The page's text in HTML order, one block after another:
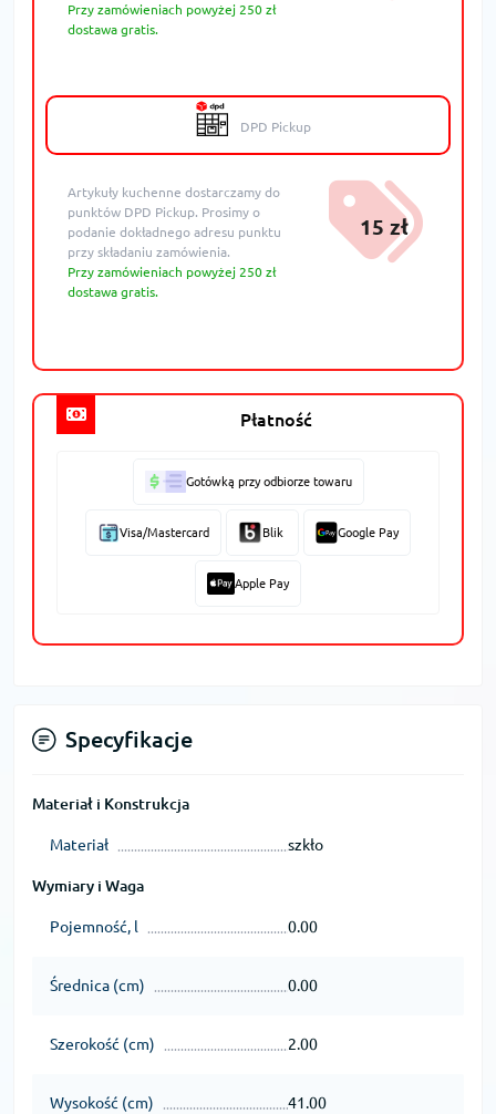
Przy zamówieniach powyżej 250 zł
dostawa gratis.
DPD Pickup
Artykuły kuchenne dostarczamy do
punktów DPD Pickup. Prosimy o
podanie dokładnego adresu punktu
przy składaniu zamówienia.
Przy zamówieniach powyżej 250 zł
dostawa gratis.
15 zł
Płatność
Gotówką przy odbiorze towaru
Visa/Mastercard Blik Google Pay
Apple Pay
Specyfikacje
Materiał i Konstrukcja
Materiał szkło
Wymiary i Waga
Pojemność, l 0.00
Średnica (cm) 0.00
Szerokość (cm) 2.00
Wysokość (cm) 41.00